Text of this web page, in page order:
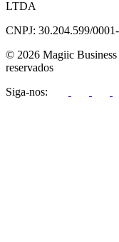
LTDA
CNPJ: 30.204.599/
© 2026 Magiic
reservados
Siga-nos: